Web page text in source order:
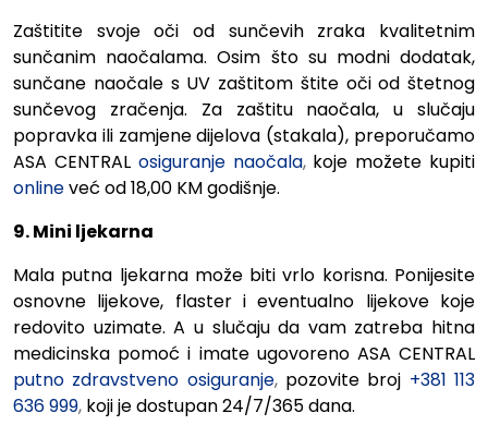
Zaštitite svoje oči od sunčevih zraka kvalitetnim
sunčanim naočalama. Osim što su modni dodatak,
sunčane naočale s UV zaštitom štite oči od štetnog
sunčevog zračenja. Za zaštitu naočala, u slučaju
popravka ili zamjene dijelova (stakala), preporučamo
ASA CENTRAL osiguranje naočala, koje možete kupiti
onlineveć od 18,00 KM godišnje.
9. Mini ljekarna
Mala putna ljekarna može biti vrlo korisna. Ponijesite
osnovne lijekove, flaster i eventualno lijekove koje
redovito uzimate. A u slučaju da vam zatreba hitna
medicinska pomoć i imate ugovoreno ASA CENTRAL
putno zdravstveno osiguranje, pozovite broj +381 113
636 999, koji je dostupan 24/7/365 dana.